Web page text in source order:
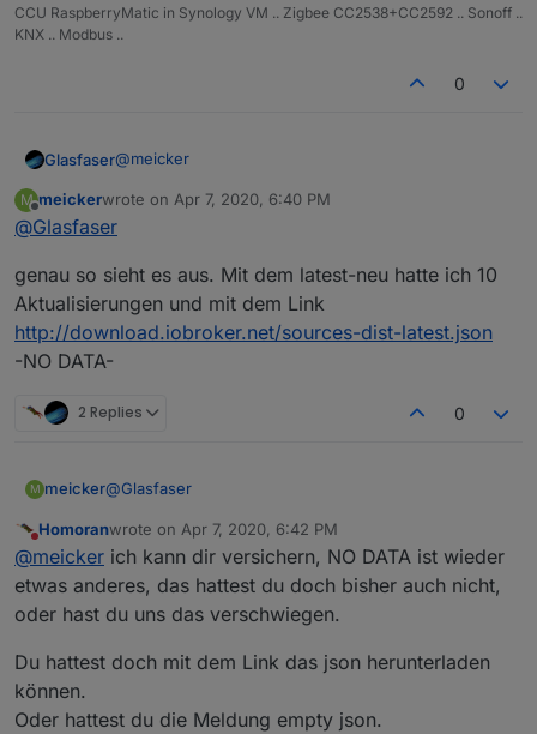
erkennt. Vielleicht kann man in der Eingabemaske für
die Links mal LEERZEICHEN unterbinden ...
Kurioses Problem gelöst ... Ich werd bekloppt ! Aber
man lernt nie aus ...
CCU RaspberryMatic in Synology VM .. Zigbee CC2538+CC2592 .. Sonoff ..
KNX .. Modbus ..
0
Glasfaser@meicker
also Ende des Liedes ... der Link "
http://download.iobroker.net/sources-dist-latest.json
funktioniert nicht !!
M
Offline
meickerwrote on Apr 7, 2020, 6:40 PM
last edited by
@Glasfaser
genau so sieht es aus. Mit dem latest-neu hatte ich 10
Aktualisierungen und mit dem Link
http://download.iobroker.net/sources-dist-latest.json
-NO DATA-
2 Replies 0
M meicker@Glasfaser
genau so sieht es aus. Mit dem latest-neu hatte ich 10
Aktualisierungen und mit dem Link
http://download.iobroker.net/sources-dist-latest.json
-NO DATA-
Do not disturb
Homoranwrote on Apr 7, 2020, 6:42 PM
last edited by
@meicker ich kann dir versichern, NO DATA ist wieder
etwas anderes, das hattest du doch bisher auch nicht,
oder hast du uns das verschwiegen.
Du hattest doch mit dem Link das json herunterladen
können.
Oder hattest du die Meldung empty json.